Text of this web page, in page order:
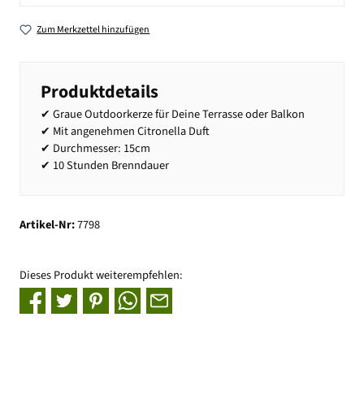
Zum Merkzettel hinzufügen
Produktdetails
✔ Graue Outdoorkerze für Deine Terrasse oder Balkon
✔ Mit angenehmen Citronella Duft
✔ Durchmesser: 15cm
✔ 10 Stunden Brenndauer
Artikel-Nr:7798
Dieses Produkt weiterempfehlen: